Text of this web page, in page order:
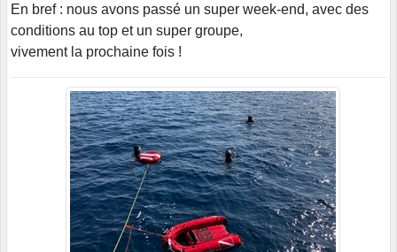
En bref : nous avons passé un super week-end, avec des
conditions au top et un super groupe,
vivement la prochaine fois !